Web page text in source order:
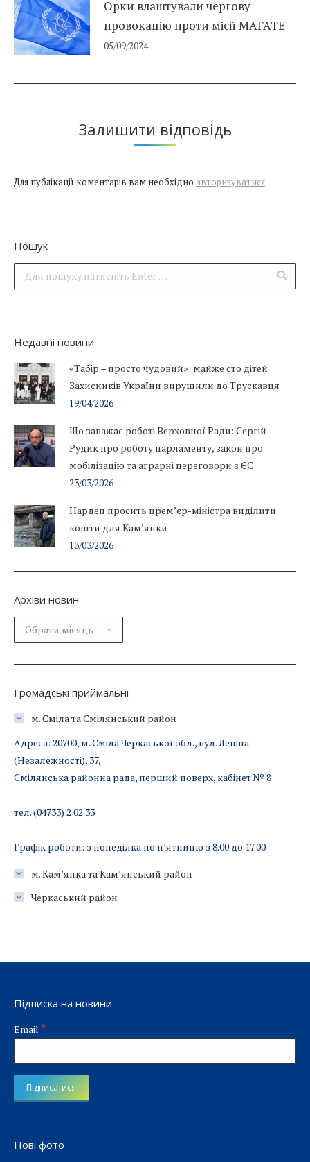
Орки влаштували чергову
провокацію проти місії МАГАТЕ
05/09/2024
Залишити відповідь
Для публікації коментарів вам необхідно авторизуватися.
Пошук
Поиск:
Недавні новини
«Табір – просто чудовий»: майже сто дітей
Захисників України вирушили до Трускавця
19/04/2026
Що заважає роботі Верховної Ради: Сергій
Рудик про роботу парламенту, закон про
мобілізацію та аграрні переговори з ЄС
23/03/2026
Нардеп просить прем’єр-міністра виділити
кошти для Кам’янки
13/03/2026
Архіви новин
Архіви
новин
Громадські приймальні
м. Сміла та Смілянський район
Адреса: 20700, м. Сміла Черкаської обл., вул. Леніна
(Незалежності), 37,
Смілянська районна рада, перший поверх, кабінет № 8
тел. (04733) 2 02 33
Графік роботи: з понеділка по п’ятницю з 8.00 до 17.00
м. Кам’янка та Кам’янський район
Черкаський район
Підписка на новини
Email *
Нові фото